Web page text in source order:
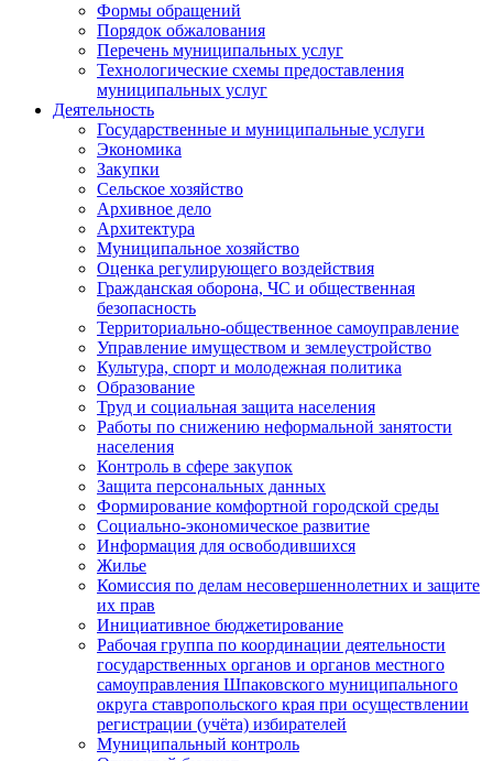
Формы обращений
Порядок обжалования
Перечень муниципальных услуг
Технологические схемы предоставления
муниципальных услуг
Деятельность
Государственные и муниципальные услуги
Экономика
Закупки
Сельское хозяйство
Архивное дело
Архитектура
Муниципальное хозяйство
Оценка регулирующего воздействия
Гражданская оборона, ЧС и общественная
безопасность
Территориально-общественное самоуправление
Управление имуществом и землеустройство
Культура, спорт и молодежная политика
Образование
Труд и социальная защита населения
Работы по снижению неформальной занятости
населения
Контроль в сфере закупок
Защита персональных данных
Формирование комфортной городской среды
Социально-экономическое развитие
Информация для освободившихся
Жилье
Комиссия по делам несовершеннолетних и защите
их прав
Инициативное бюджетирование
Рабочая группа по координации деятельности
государственных органов и органов местного
самоуправления Шпаковского муниципального
округа ставропольского края при осуществлении
регистрации (учёта) избирателей
Муниципальный контроль